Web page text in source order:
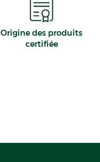
Origine des produits
certifiée